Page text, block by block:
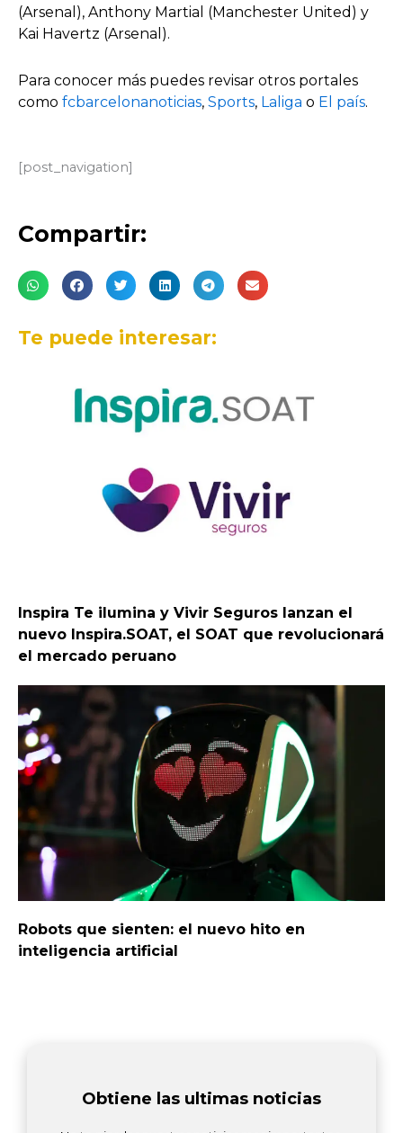
(Arsenal), Anthony Martial (Manchester United) y
Kai Havertz (Arsenal).
Para conocer más puedes revisar otros portales
como fcbarcelonanoticias, Sports, Laliga o El país.
[post_navigation]
Compartir:
Te puede interesar:
Inspira Te ilumina y Vivir Seguros lanzan el
nuevo Inspira.SOAT, el SOAT que revolucionará
el mercado peruano
Robots que sienten: el nuevo hito en
inteligencia artificial
Obtiene las ultimas noticias